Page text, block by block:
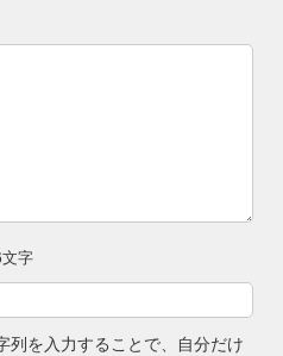
字
列を入力することで、自分だけ